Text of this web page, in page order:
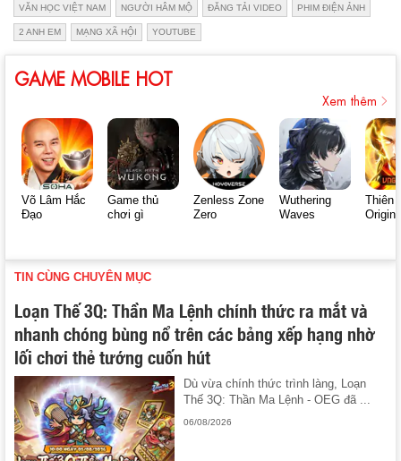
VĂN HỌC VIỆT NAM NGƯỜI HÂM MỘ ĐĂNG TẢI VIDEO PHIM ĐIỆN ẢNH
2 ANH EM MẠNG XÃ HỘI YOUTUBE
GAME MOBILE HOT
Xem thêm
Võ Lâm Hắc
Đạo
Game thủ
chơi gì
Zenless Zone
Zero
Wuthering
Waves
Thiên
Origin
TIN CÙNG CHUYÊN MỤC
Loạn Thế 3Q: Thần Ma Lệnh chính thức ra mắt và
nhanh chóng bùng nổ trên các bảng xếp hạng nhờ
lối chơi thẻ tướng cuốn hút
Dù vừa chính thức trình làng, Loạn
Thế 3Q: Thần Ma Lệnh - OEG đã ...
06/08/2026